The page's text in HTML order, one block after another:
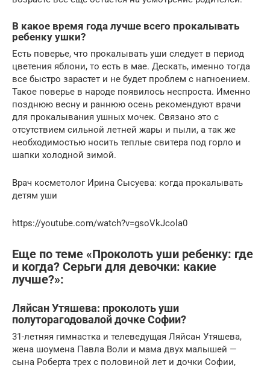
В какое время года лучше всего прокалывать
ребенку ушки?
Есть поверье, что прокалывать уши следует в период
цветения яблони, то есть в мае. Дескать, именно тогда
все быстро зарастет и не будет проблем с нагноением.
Такое поверье в народе появилось неспроста. Именно
позднюю весну и раннюю осень рекомендуют врачи
для прокалывания ушных мочек. Связано это с
отсутствием сильной летней жары и пыли, а так же
необходимостью носить теплые свитера под горло и
шапки холодной зимой.
Врач косметолог Ирина Сысуева: когда прокалывать
детям уши
https://youtube.com/watch?v=gsoVkJcola0
Еще по теме «Проколоть уши ребенку: где
и когда? Серьги для девочки: какие
лучше?»:
Ляйсан Утяшева: проколоть уши
полуторагодовалой дочке Софии?
31-летняя гимнастка и телеведущая Ляйсан Утяшева,
жена шоумена Павла Воли и мама двух малышей —
сына Роберта трех с половиной лет и дочки Софии,